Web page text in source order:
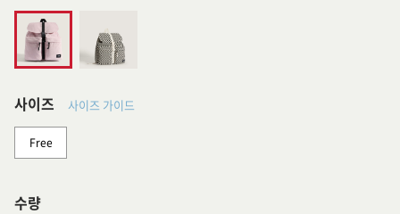
사이즈 사이즈 가이드
Free
수량